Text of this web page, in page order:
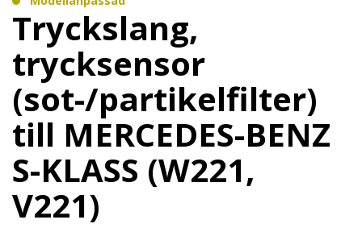
Tryckslang,
trycksensor
(sot-/partikelfilter)
till MERCEDES-BENZ
S-KLASS (W221,
V221)